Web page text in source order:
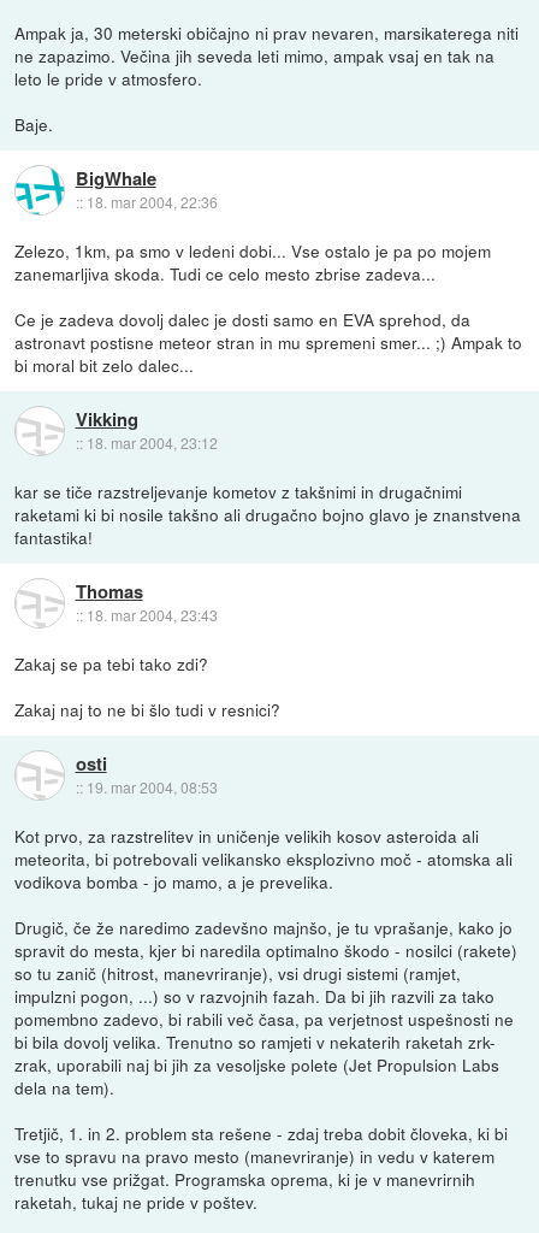
Ampak ja, 30 meterski običajno ni prav nevaren, marsikaterega niti
ne zapazimo. Večina jih seveda leti mimo, ampak vsaj en tak na
leto le pride v atmosfero.
Baje.
BigWhale
:: 18. mar 2004, 22:36
Zelezo, 1km, pa smo v ledeni dobi... Vse ostalo je pa po mojem
zanemarljiva skoda. Tudi ce celo mesto zbrise zadeva...
Ce je zadeva dovolj dalec je dosti samo en EVA sprehod, da
astronavt postisne meteor stran in mu spremeni smer... ;) Ampak to
bi moral bit zelo dalec...
Vikking
:: 18. mar 2004, 23:12
kar se tiče razstreljevanje kometov z takšnimi in drugačnimi
raketami ki bi nosile takšno ali drugačno bojno glavo je znanstvena
fantastika!
Thomas
:: 18. mar 2004, 23:43
Zakaj se pa tebi tako zdi?
Zakaj naj to ne bi šlo tudi v resnici?
osti
:: 19. mar 2004, 08:53
Kot prvo, za razstrelitev in uničenje velikih kosov asteroida ali
meteorita, bi potrebovali velikansko eksplozivno moč - atomska ali
vodikova bomba - jo mamo, a je prevelika.
Drugič, če že naredimo zadevšno majnšo, je tu vprašanje, kako jo
spravit do mesta, kjer bi naredila optimalno škodo - nosilci (rakete)
so tu zanič (hitrost, manevriranje), vsi drugi sistemi (ramjet,
impulzni pogon, ...) so v razvojnih fazah. Da bi jih razvili za tako
pomembno zadevo, bi rabili več časa, pa verjetnost uspešnosti ne
bi bila dovolj velika. Trenutno so ramjeti v nekaterih raketah zrk-
zrak, uporabili naj bi jih za vesoljske polete (Jet Propulsion Labs
dela na tem).
Tretjič, 1. in 2. problem sta rešene - zdaj treba dobit človeka, ki bi
vse to spravu na pravo mesto (manevriranje) in vedu v katerem
trenutku vse prižgat. Programska oprema, ki je v manevrirnih
raketah, tukaj ne pride v poštev.